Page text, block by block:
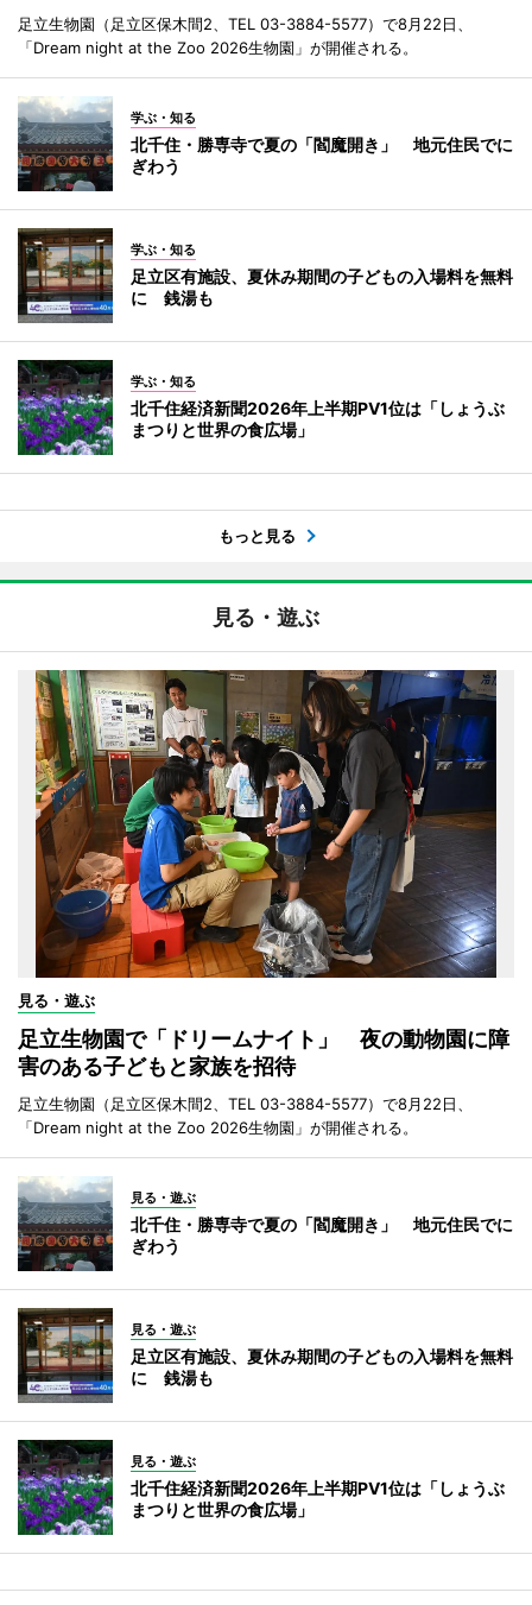
足立生物園（足立区保木間2、TEL 03-3884-5577）で8月22日、
「Dream night at the Zoo 2026生物園」が開催される。
学ぶ・知る
北千住・勝専寺で夏の「閻魔開き」 地元住民でに
ぎわう
学ぶ・知る
足立区有施設、夏休み期間の子どもの入場料を無料
に 銭湯も
学ぶ・知る
北千住経済新聞2026年上半期PV1位は「しょうぶ
まつりと世界の食広場」
もっと見る
見る・遊ぶ
見る・遊ぶ
足立生物園で「ドリームナイト」 夜の動物園に障
害のある子どもと家族を招待
足立生物園（足立区保木間2、TEL 03-3884-5577）で8月22日、
「Dream night at the Zoo 2026生物園」が開催される。
見る・遊ぶ
北千住・勝専寺で夏の「閻魔開き」 地元住民でに
ぎわう
見る・遊ぶ
足立区有施設、夏休み期間の子どもの入場料を無料
に 銭湯も
見る・遊ぶ
北千住経済新聞2026年上半期PV1位は「しょうぶ
まつりと世界の食広場」